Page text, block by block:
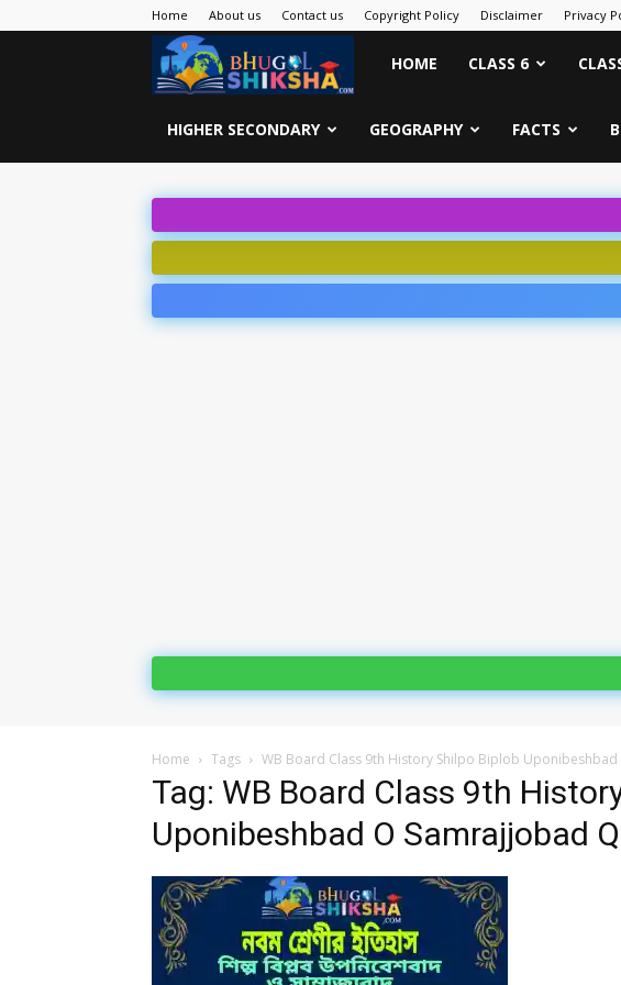
Home About us Contact us Copyright Policy Disclaimer Privacy
Bhugol
Shiksha
HOME CLASS 6
HIGHER SECONDARY GEOGRAPHY FACTS
Home Tags WB Board Class 9th History Shilpo Biplob
Tag: WB Board Class 9th
Uponibeshbad O Samrajjobad